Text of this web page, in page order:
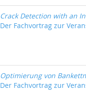
Crack Detection with an
Der Fachvortrag zur
Optimierung von
Der Fachvortrag zur